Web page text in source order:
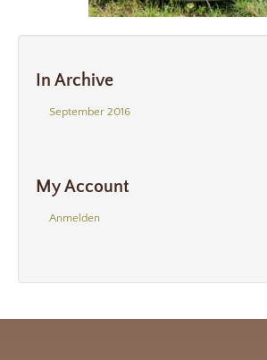
In Archive
September 2016
My Account
Anmelden